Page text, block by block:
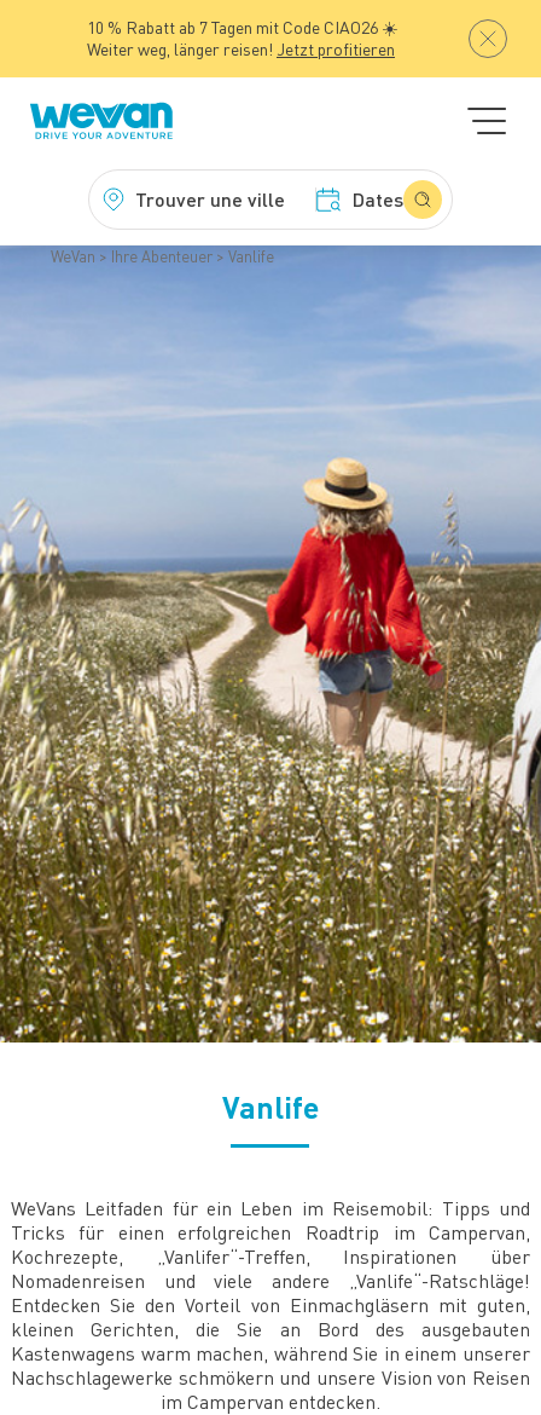
10 % Rabatt ab 7 Tagen mit Code CIAO26 ☀️
Weiter weg, länger reisen! Jetzt profitieren
Trouver une ville Dates
WeVan Ihre Abenteuer Vanlife
Vanlife
WeVans Leitfaden für ein Leben im Reisemobil: Tipps und
Tricks für einen erfolgreichen Roadtrip im Campervan,
Kochrezepte, „Vanlifer“-Treffen, Inspirationen über
Nomadenreisen und viele andere „Vanlife“-Ratschläge!
Entdecken Sie den Vorteil von Einmachgläsern mit guten,
kleinen Gerichten, die Sie an Bord des ausgebauten
Kastenwagens warm machen, während Sie in einem unserer
Nachschlagewerke schmökern und unsere Vision von Reisen
im Campervan entdecken.